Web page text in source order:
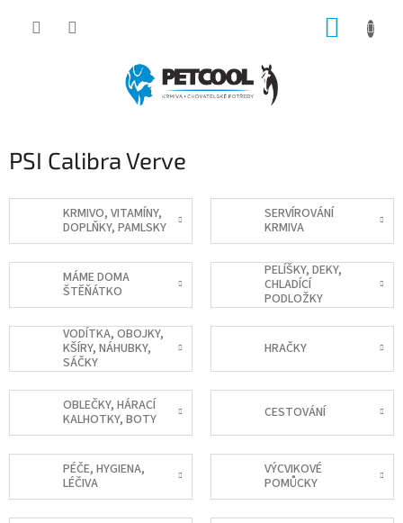
PSI Calibra Verve
KRMIVO, VITAMÍNY,
DOPLŇKY, PAMLSKY
SERVÍROVÁNÍ
KRMIVA
MÁME DOMA
ŠTĚŇÁTKO
PELÍŠKY, DEKY,
CHLADÍCÍ
PODLOŽKY
VODÍTKA, OBOJKY,
KŠÍRY, NÁHUBKY,
SÁČKY
HRAČKY
OBLEČKY, HÁRACÍ
KALHOTKY, BOTY
CESTOVÁNÍ
PÉČE, HYGIENA,
LÉČIVA
VÝCVIKOVÉ
POMŮCKY